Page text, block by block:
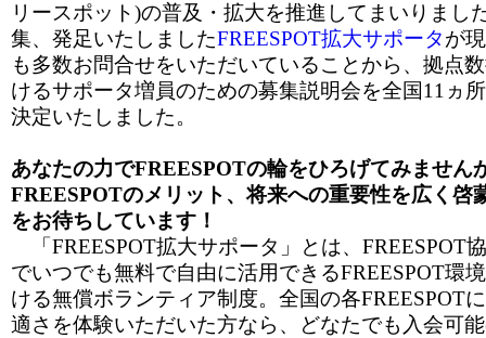
リースポット)の普及・拡大を推進してまいりまし
集、発足いたしましたFREESPOT拡大サポータが
も多数お問合せをいただいていることから、拠点
けるサポータ増員のための募集説明会を全国11ヵ
決定いたしました。
あなたの力でFREESPOTの輪をひろげてみません
FREESPOTのメリット、将来への重要性を広く啓
をお待ちしています！
「FREESPOT拡大サポータ」とは、FREESPOT
でいつでも無料で自由に活用できるFREESPOT環
ける無償ボランティア制度。全国の各FREESPOT
適さを体験いただいた方なら、どなたでも入会可